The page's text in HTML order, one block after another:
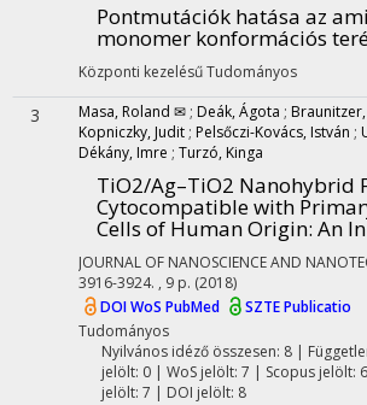
Pontmutációk hatása az
monomer konformációs
Központi kezelésűTudományos
3 Masa, Roland ✉ ; Deák, Ágota ;
Kopniczky, Judit ; Pelsőczi-Kovács, István ;
Dékány, Imre ; Turzó, Kinga
TiO2/Ag–TiO2 Nanohybrid
Cytocompatible with
Cells of Human Origin: An
JOURNAL OF NANOSCIENCE AND
3916-3924. , 9 p. (2018)
DOIWoS PubMed
SZTE Publicatio
Tudományos
Nyilvános idéző összesen: 8|
jelölt: 0 | WoS jelölt: 7 | Scopus jelölt:
jelölt: 7 | DOI jelölt: 8